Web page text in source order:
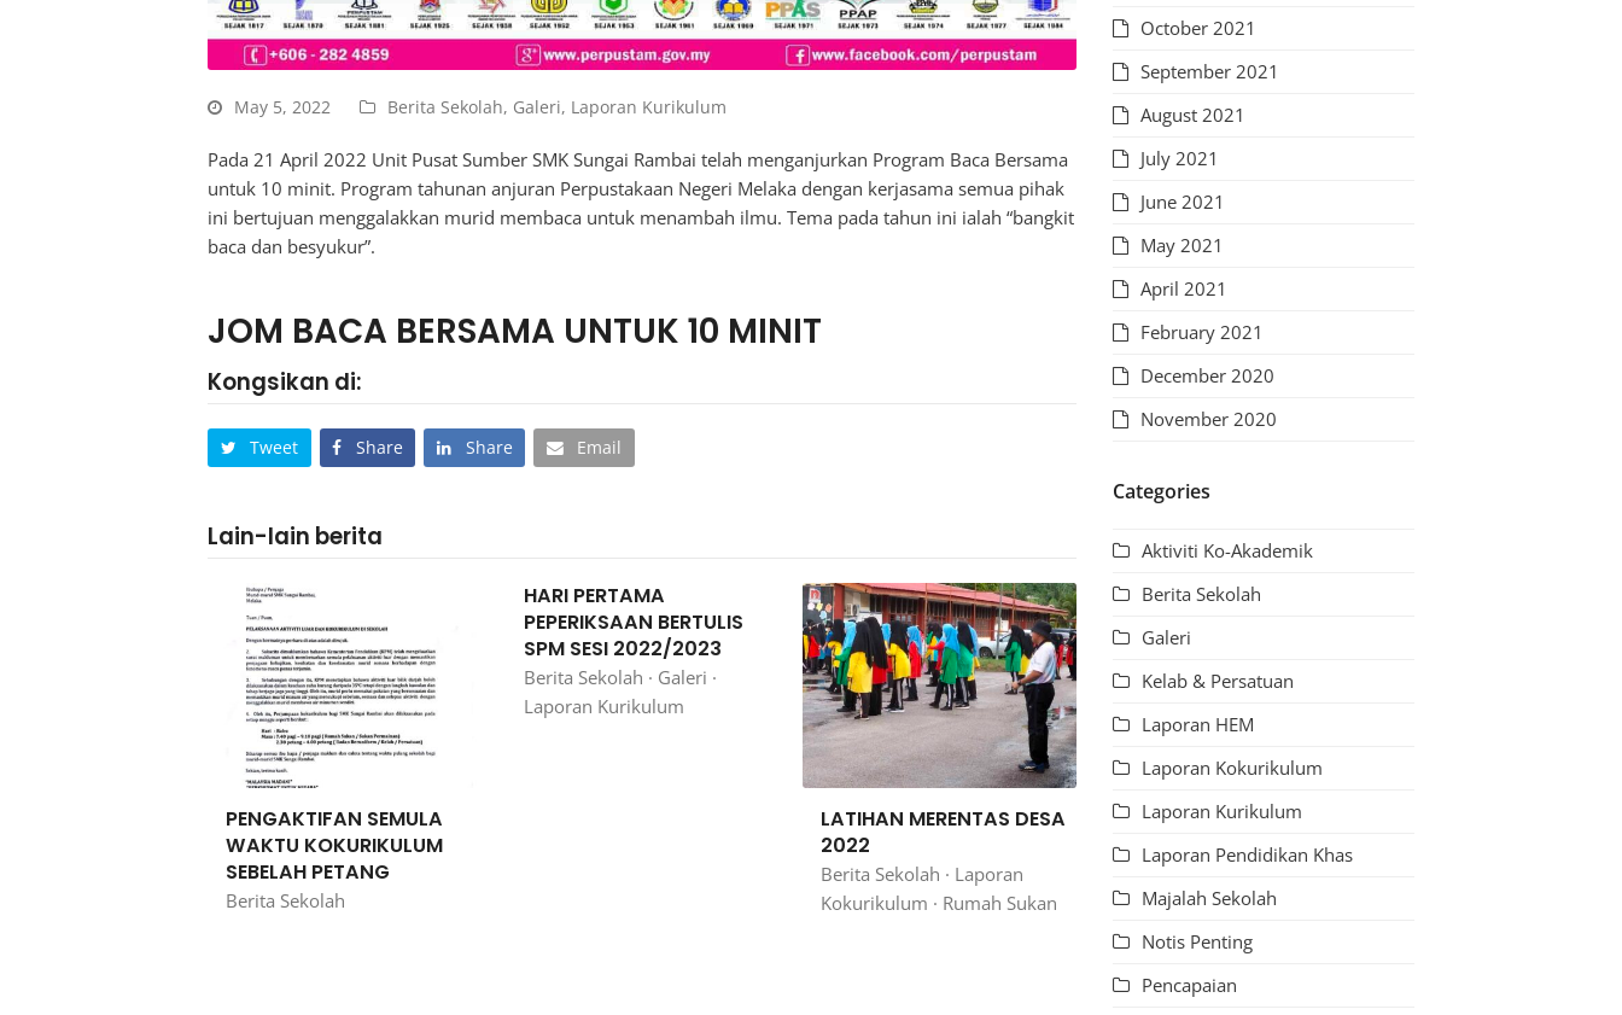
May 5, 2022 Berita Sekolah, Galeri, Laporan Kurikulum
Pada 21 April 2022 Unit Pusat Sumber SMK Sungai Rambai telah menganjurkan Program Baca Bersama
untuk 10 minit. Program tahunan anjuran Perpustakaan Negeri Melaka dengan kerjasama semua pihak
ini bertujuan menggalakkan murid membaca untuk menambah ilmu. Tema pada tahun ini ialah “bangkit
baca dan besyukur”.
JOM BACA BERSAMA UNTUK 10 MINIT
Kongsikan di:
Tweet Share Share Email
Lain-lain berita
PENGAKTIFAN SEMULA
WAKTU KOKURIKULUM
SEBELAH PETANG
Berita Sekolah
HARI PERTAMA
PEPERIKSAAN BERTULIS
SPM SESI 2022/2023
Berita Sekolah · Galeri ·
Laporan Kurikulum
LATIHAN MERENTAS DESA
2022
Berita Sekolah · Laporan
Kokurikulum · Rumah Sukan
October 2021
September 2021
August 2021
July 2021
June 2021
May 2021
April 2021
February 2021
December 2020
November 2020
Categories
Aktiviti Ko-Akademik
Berita Sekolah
Galeri
Kelab & Persatuan
Laporan HEM
Laporan Kokurikulum
Laporan Kurikulum
Laporan Pendidikan Khas
Majalah Sekolah
Notis Penting
Pencapaian